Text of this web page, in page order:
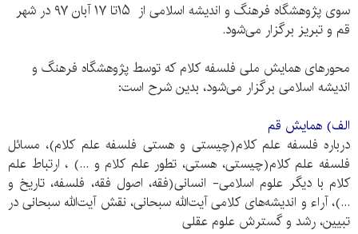
سوی پژوهشگاه فرهنگ و اندیشه اسلامی از ۱۵تا ۱۷ آبان ۹۷ در شهر
قم و تبریز برگزار می‌شود.
محورهای همایش ملی فلسفه کلام که توسط پژوهشگاه فرهنگ و
اندیشه اسلامی برگزار می‌شود، بدین شرح است:
الف) همایش قم
درباره فلسفه علم کلام(چیستی و هستی فلسفه علم کلام)، مسائل
فلسفه علم کلام(چیستی، هستی، تطور علم کلام و ...) ، ارتباط علم
کلام با دیگر علوم اسلامی- انسانی(فقه، اصول فقه، فلسفه، تاریخ و
...)، آراء‌ و اندیشه‌های کلامی آیت‌الله سبحانی، نقش آیت‌الله سبحانی در
تبیین، رشد و گسترش علوم عقلی